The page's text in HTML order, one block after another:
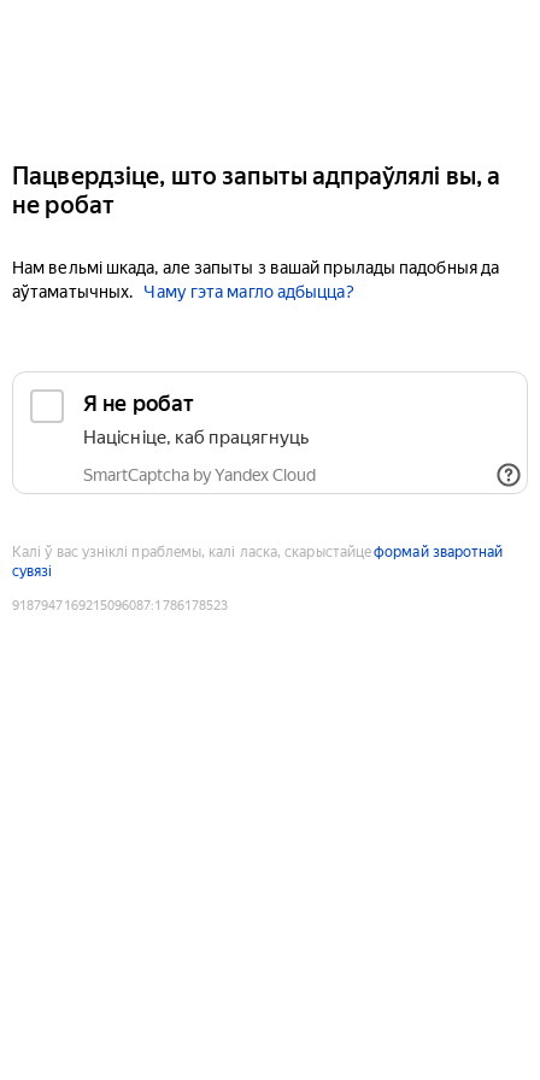
Пацвердзіце, што запыты адпраўлялі вы, а
не робат
Нам вельмі шкада, але запыты з вашай прылады падобныя да
аўтаматычных.
Чаму гэта магло адбыцца?
Я не робат
Націсніце, каб працягнуць
SmartCaptcha by Yandex Cloud
Калі ў вас узніклі праблемы, калі ласка, скарыстайцеформай зваротнай
сувязі
9187947169215096087:1786178523